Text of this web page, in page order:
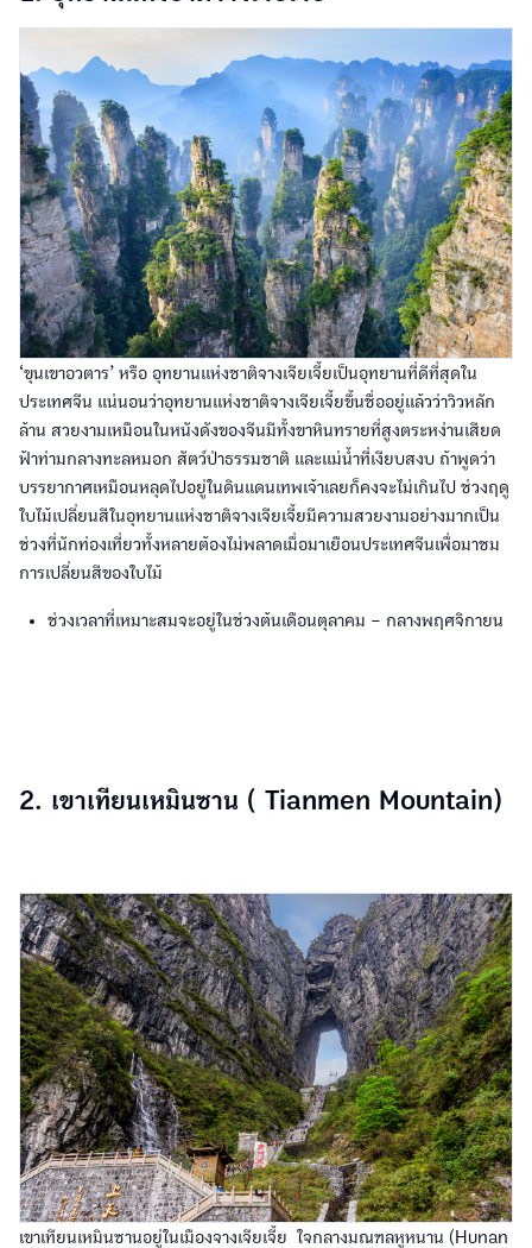
‘ขุนเขาอวตาร’ หรือ อุทยานแห่งชาติจางเจียเจี้ยเป็นอุทยานที่ดีที่สุดใน
ประเทศจีน แน่นอนว่าอุทยานแห่งชาติจางเจียเจี้ยขึ้นชื่ออยู่แล้วว่าวิวหลัก
ล้าน สวยงามเหมือนในหนังดังของจีนมีทั้งขาหินทรายที่สูงตระหง่านเสียด
ฟ้าท่ามกลางทะลหมอก สัตว์ป่าธรรมชาติ และแม่น้ำที่เงียบสงบ ถ้าพูดว่า
บรรยากาศเหมือนหลุดไปอยู่ในดินแดนเทพเจ้าเลยก็คงจะไม่เกินไป ช่วงฤดู
ใบไม้เปลี่ยนสีในอุทยานแห่งชาติจางเจียเจี้ยมีความสวยงามอย่างมากเป็น
ช่วงที่นักท่องเที่ยวทั้งหลายต้องไม่พลาดเมื่อมาเยือนประเทศจีนเพื่อมาชม
การเปลี่ยนสีของใบไม้
ช่วงเวลาที่เหมาะสมจะอยู่ในช่วงต้นเดือนตุลาคม – กลางพฤศจิกายน
2. เขาเทียนเหมินซาน ( Tianmen Mountain)
เขาเทียนเหมินซานอยู่ในเมืองจางเจียเจี้ย ใจกลางมณฑลหูหนาน (Hunan